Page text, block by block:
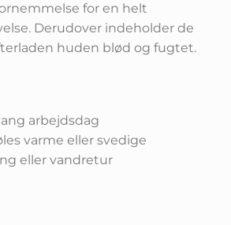
for en helt
Derudover indeholder de
huden blød og fugtet.
arbejdsdag
varme eller svedige
eller vandretur
Therapy Socks antal